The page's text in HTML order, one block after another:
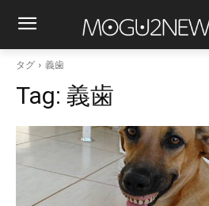
タグ 義歯
Tag: 義歯